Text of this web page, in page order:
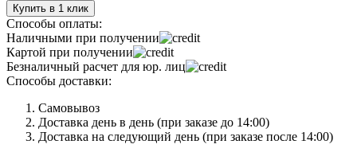
Купить в 1 клик
Способы оплаты:
Наличными при получении
Картой при получении
Безналичный расчет для юр. лиц
Способы доставки:
Самовывоз
Доставка день в день (при заказе до 14:00)
Доставка на следующий день (при заказе после 14:00)